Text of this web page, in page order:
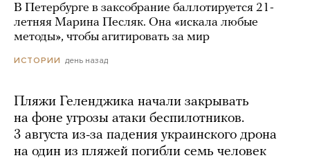
В Петербурге в заксобрание баллотируется 21-
летняя Марина Песляк. Она «искала любые
методы», чтобы агитировать за мир
ИСТОРИИ день назад
Пляжи Геленджика начали закрывать
на фоне угрозы атаки беспилотников.
3 августа из-за падения украинского дрона
на один из пляжей погибли семь человек